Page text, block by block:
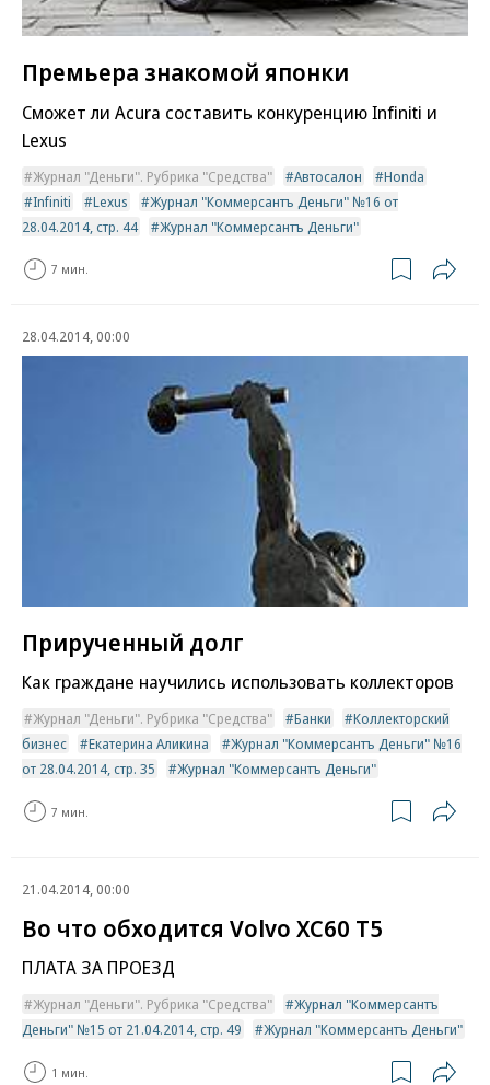
Премьера знакомой японки
Сможет ли Acura составить конкуренцию Infiniti и
Lexus
Журнал "Деньги". Рубрика "Средства" Автосалон
Honda
Infiniti
Lexus
Журнал "Коммерсантъ Деньги" №16 от
28.04.2014, стр. 44
Журнал "Коммерсантъ Деньги"
7 мин.
28.04.2014, 00:00
Прирученный долг
Как граждане научились использовать коллекторов
Журнал "Деньги". Рубрика "Средства" Банки
Коллекторский
бизнес
Екатерина Аликина
Журнал "Коммерсантъ Деньги" №16
от 28.04.2014, стр. 35
Журнал "Коммерсантъ Деньги"
7 мин.
21.04.2014, 00:00
Во что обходится Volvo XC60 T5
ПЛАТА ЗА ПРОЕЗД
Журнал "Деньги". Рубрика "Средства"
Журнал "Коммерсантъ
Деньги" №15 от 21.04.2014, стр. 49
Журнал "Коммерсантъ Деньги"
1 мин.